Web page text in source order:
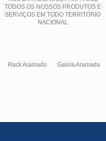
TODOS OS NOSSOS PRODUTOS E
SERVIÇOS EM TODO TERRITÓRIO
NACIONAL
Rack Aramado Gaiola Aramada